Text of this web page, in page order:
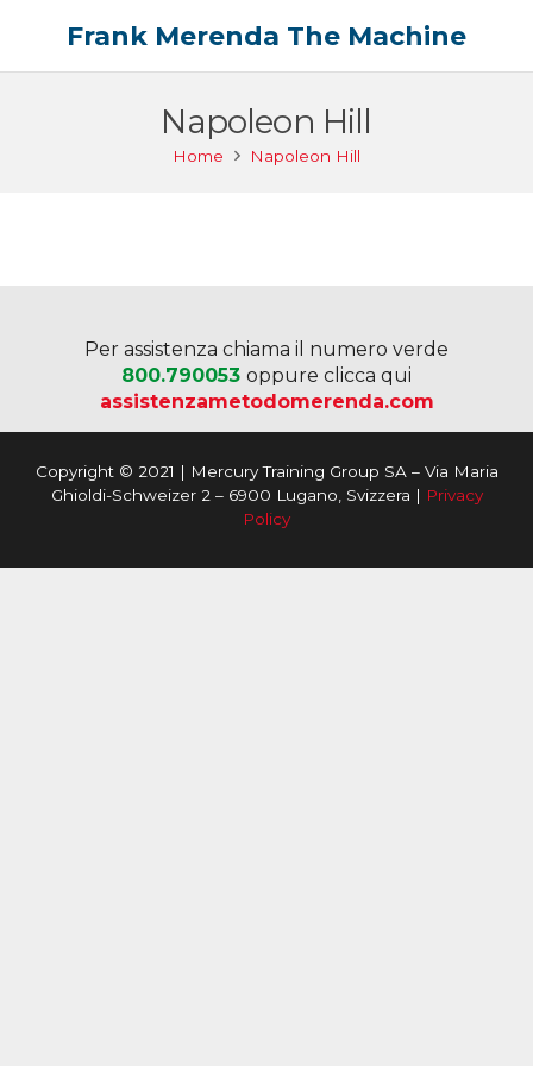
Frank Merenda The Machine
Napoleon Hill
Home Napoleon Hill
Per assistenza chiama il numero verde
800.790053 oppure clicca qui
assistenzametodomerenda.com
Copyright © 2021 | Mercury Training Group SA – Via Maria
Ghioldi-Schweizer 2 – 6900 Lugano, Svizzera | Privacy
Policy